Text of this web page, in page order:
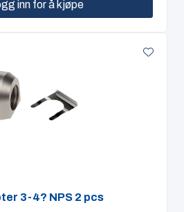
inn for å kjøpe
3-4? NPS 2 pcs